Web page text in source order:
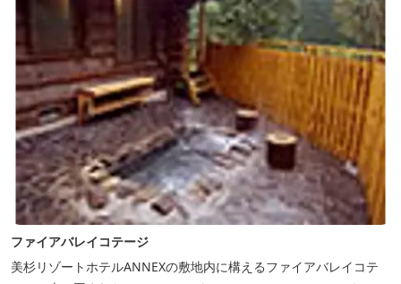
ファイアバレイコテージ
美杉リゾートホテルANNEXの敷地内に構えるファイアバレイコテ